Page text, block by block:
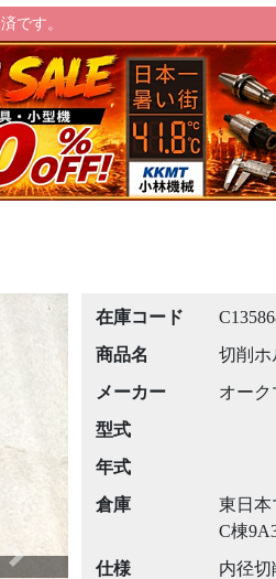
です。
Next
在庫コード
商品名
切削ホ
メーカー
オーク
型式
年式
倉庫
東日本
C棟
仕様
内径切